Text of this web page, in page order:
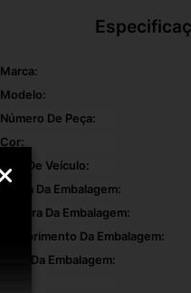
Marca:
Modelo:
Número De Peça:
Cor:
Tipo De Veículo:
Altura Da Embalagem:
Largura Da Embalagem:
Comprimento Da Embalagem:
Peso Da Embalagem: